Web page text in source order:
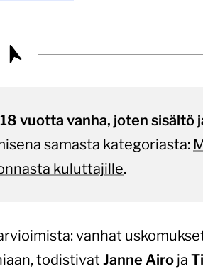
vuotta vanha, joten sisältö
samasta kategoriasta:
kuluttajille.
vanhat
todistivat Janne Airo ja